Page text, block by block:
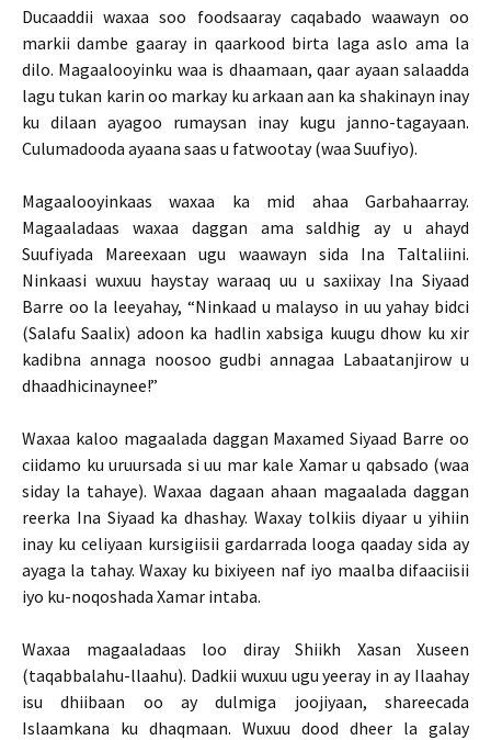
Ducaaddii waxaa soo foodsaaray caqabado waawayn oo
markii dambe gaaray in qaarkood birta laga aslo ama la
dilo. Magaalooyinku waa is dhaamaan, qaar ayaan salaadda
lagu tukan karin oo markay ku arkaan aan ka shakinayn inay
ku dilaan ayagoo rumaysan inay kugu janno-tagayaan.
Culumadooda ayaana saas u fatwootay (waa Suufiyo).
Magaalooyinkaas waxaa ka mid ahaa Garbahaarray.
Magaaladaas waxaa daggan ama saldhig ay u ahayd
Suufiyada Mareexaan ugu waawayn sida Ina Taltaliini.
Ninkaasi wuxuu haystay waraaq uu u saxiixay Ina Siyaad
Barre oo la leeyahay, “Ninkaad u malayso in uu yahay bidci
(Salafu Saalix) adoon ka hadlin xabsiga kuugu dhow ku xir
kadibna annaga noosoo gudbi annagaa Labaatanjirow u
dhaadhicinaynee!”
Waxaa kaloo magaalada daggan Maxamed Siyaad Barre oo
ciidamo ku uruursada si uu mar kale Xamar u qabsado (waa
siday la tahaye). Waxaa dagaan ahaan magaalada daggan
reerka Ina Siyaad ka dhashay. Waxay tolkiis diyaar u yihiin
inay ku celiyaan kursigiisii gardarrada looga qaaday sida ay
ayaga la tahay. Waxay ku bixiyeen naf iyo maalba difaaciisii
iyo ku-noqoshada Xamar intaba.
Waxaa magaaladaas loo diray Shiikh Xasan Xuseen
(taqabbalahu-llaahu). Dadkii wuxuu ugu yeeray in ay Ilaahay
isu dhiibaan oo ay dulmiga joojiyaan, shareecada
Islaamkana ku dhaqmaan. Wuxuu dood dheer la galay